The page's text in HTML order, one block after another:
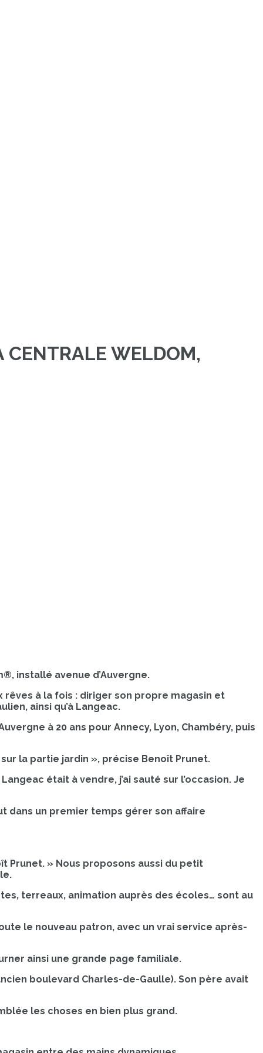
CENTRALE WELDOM,
installé avenue d’Auvergne.
rêves à la fois : diriger son propre magasin et
ainsi qu’à Langeac.
à 20 ans pour Annecy, Lyon, Chambéry, puis
la partie jardin », précise Benoît Prunet.
était à vendre, j’ai sauté sur l’occasion. Je
dans un premier temps gérer son affaire
Prunet. » Nous proposons aussi du petit
terreaux, animation auprès des écoles… sont au
le nouveau patron, avec un vrai service après-
ainsi une grande page familiale.
boulevard Charles-de-Gaulle). Son père avait
les choses en bien plus grand.